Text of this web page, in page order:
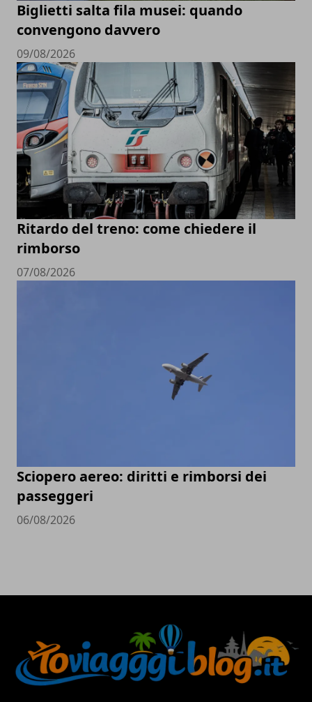
Biglietti salta fila musei: quando
convengono davvero
09/08/2026
Ritardo del treno: come chiedere il
rimborso
07/08/2026
Sciopero aereo: diritti e rimborsi dei
passeggeri
06/08/2026